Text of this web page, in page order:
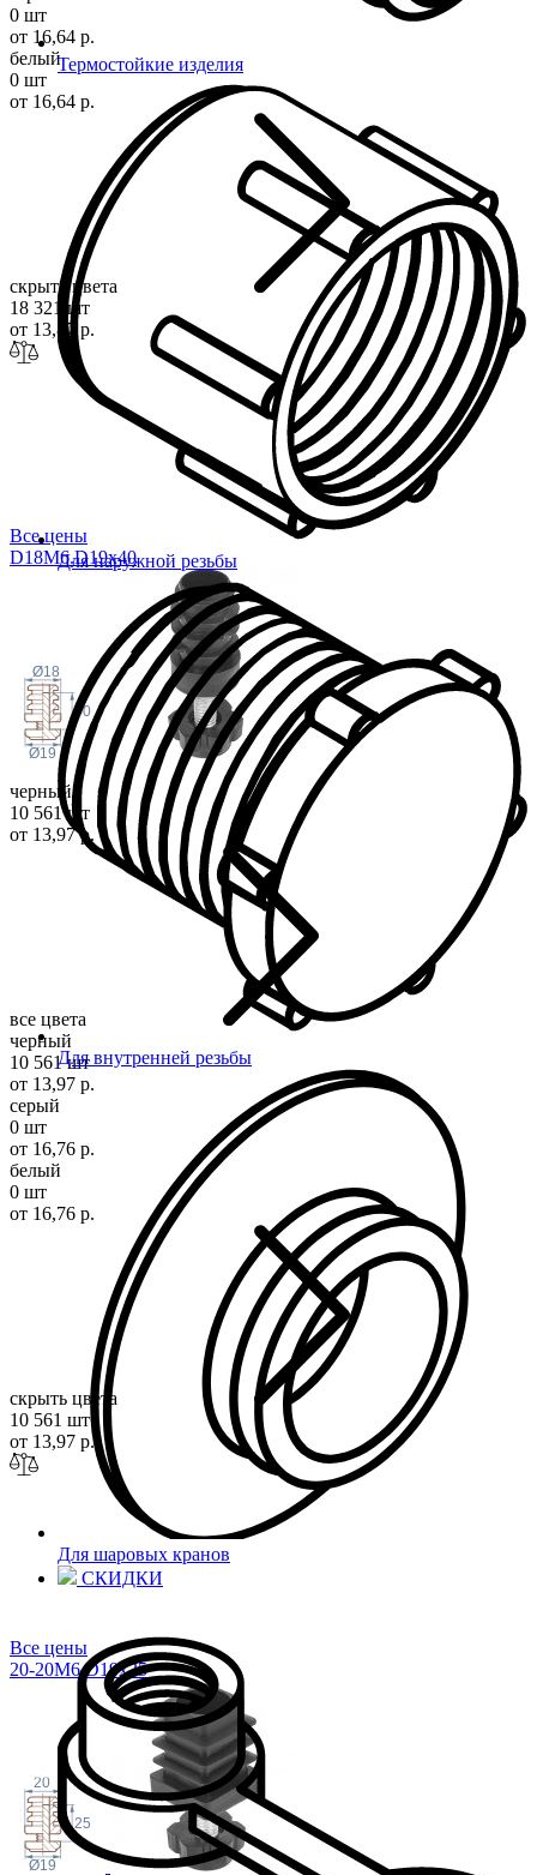
Термостойкие изделия
Для наружной резьбы
Для внутренней резьбы
Для шаровых кранов
СКИДКИ
0 шт
от 16,64 р.
белый
0 шт
от 16,64 р.
скрыть цвета
18 321 шт
от 13,87 р.
Все цены
D18M6.D19x40
Ø18
40
Ø19
черный
10 561 шт
от 13,97 р.
все цвета
черный
10 561 шт
от 13,97 р.
серый
0 шт
от 16,76 р.
белый
0 шт
от 16,76 р.
скрыть цвета
10 561 шт
от 13,97 р.
Все цены
20-20M6.D19x25
20
25
Ø19